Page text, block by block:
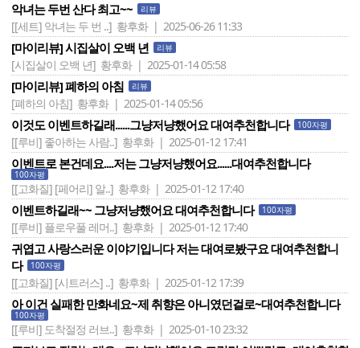
악녀는 두번 산다 최고~~ 리뷰
[[세트] 악녀는 두 번 ..] 황후화 | 2025-06-26 11:33
[마이리뷰] 시집살이 오백 년 리뷰
[시집살이 오백 년] 황후화 | 2025-01-14 05:58
[마이리뷰] 폐하의 아침 리뷰
[폐하의 아침] 황후화 | 2025-01-14 05:56
이것도 이벤트하길래......그냥저냥했어요 대여추천합니다 100자평
[[루비] 좋아하는 사람..] 황후화 | 2025-01-12 17:41
이벤트로 본건데요....저는 그냥저냥했어요......대여추천합니다
100자평
[[고화질] [페어리] 알..] 황후화 | 2025-01-12 17:40
이벤트하길래~~ 그냥저냥했어요 대여추천합니다 100자평
[[루비] 플로우풀 레머..] 황후화 | 2025-01-12 17:40
귀엽고 사랑스러운 이야기입니다 저는 대여로봤구요 대여추천합니
다
100자평
[[고화질] [시트러스] ..] 황후화 | 2025-01-12 17:39
아 이건 실패한 만화네요~제 취향은 아니였던걸로~대여추천합니다
100자평
[[루비] 도착절정 러브..] 황후화 | 2025-01-10 23:32